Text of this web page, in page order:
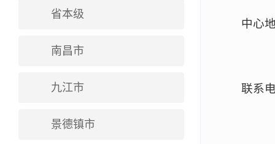
省本级
南昌市
九江市
景德镇市
中心
联系